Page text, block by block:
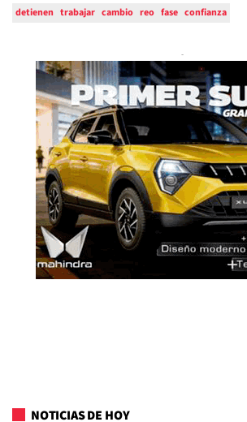
detienen trabajar cambio reo fase confianza
NOTICIAS DE HOY